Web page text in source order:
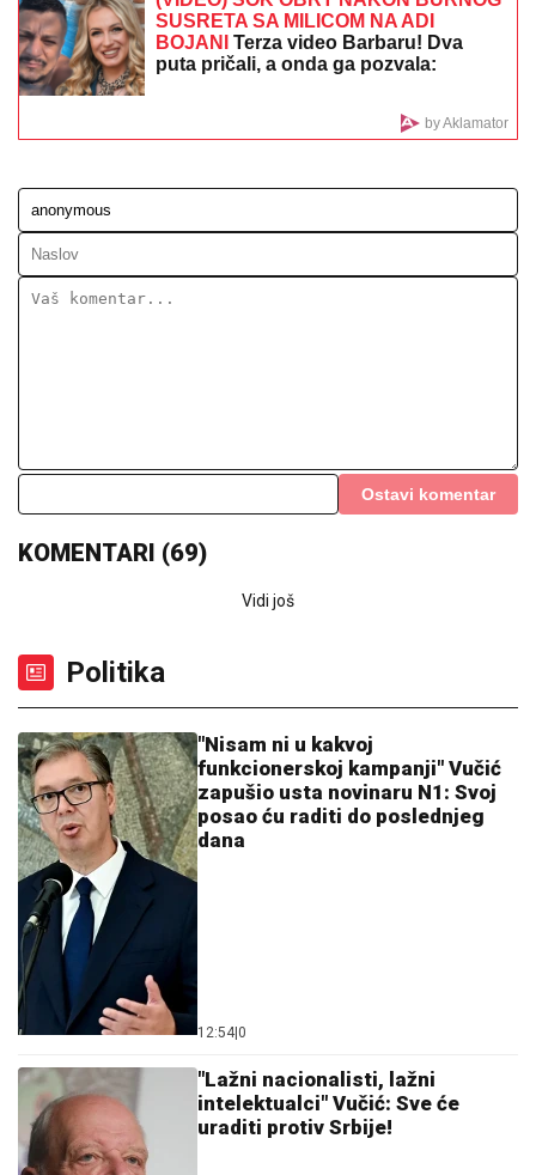
SKANDAL U ISTANBULU!Emina Jahović pokradena
za 50.000 EVRA: Nasela na prevaru devojke iz Crne
Gore
PRIZOR KOJI SLAMA SRCE:Ženka
delfina četvrti put izgubila mladunče, a
(VIDEO)
odselio iz Beograda, a evo kako sada
"Mesi je kao Pikaso": Leo zaboravio na Mundijal i
KAMPACO I ZVEZDA?
navijačima se neće svideti odgovor
DRŽAVA DELI 31 MILION DINARA:
Nema još mnogo vremena za prijavu -
Evo ko i za šta može da dobije
bespovratnu pomoć
"TO JE MOJ ŽIVOT, RAZUMEĆE KAD PORASTE"
Milica Todorović prvi put o partneru, sinu Bogdanu i